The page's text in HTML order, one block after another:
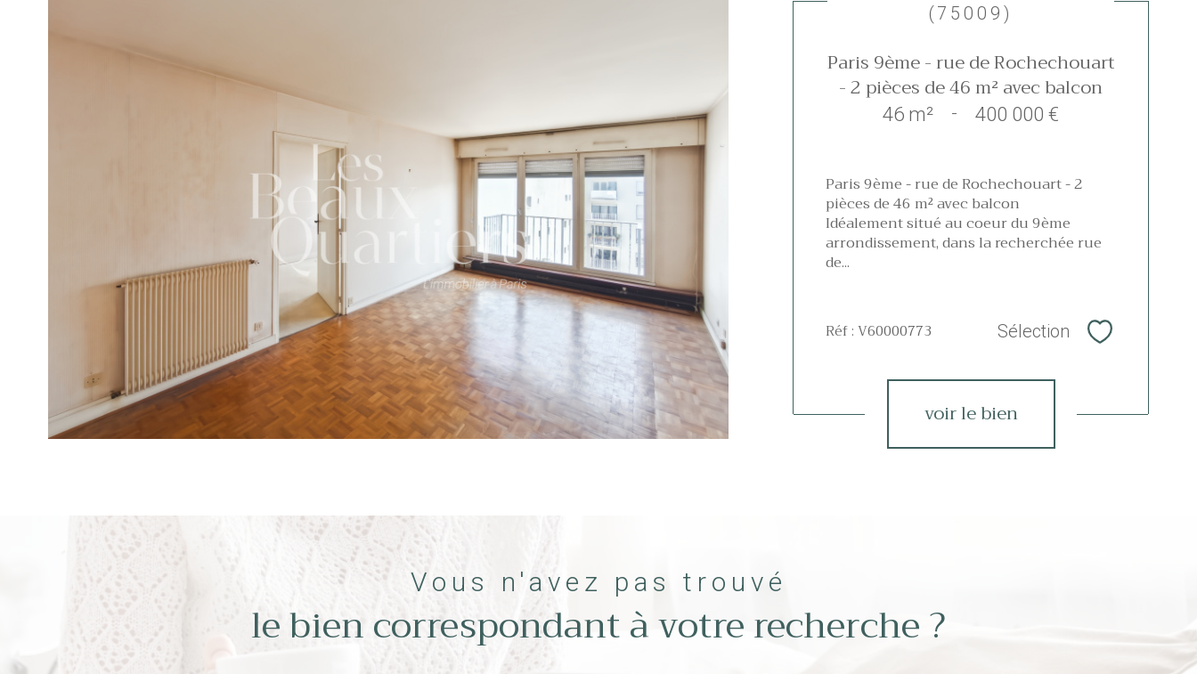
(75009)
Paris 9ème - rue de Rochechouart
- 2 pièces de 46 m² avec balcon
46 m² - 400 000 €
Paris 9ème - rue de Rochechouart - 2
pièces de 46 m² avec balcon
Idéalement situé au coeur du 9ème
arrondissement, dans la recherchée rue
de...
Réf : V60000773 Sélection Sélectionner
voir le bien
Vous n'avez pas trouvé
le bien correspondant à votre recherche ?